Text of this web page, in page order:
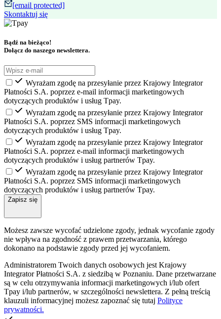
[email protected]
Skontaktuj się
Bądź na bieżąco!
Dołącz do naszego newslettera.
Wyrażam zgodę na przesyłanie przez Krajowy Integrator
Płatności S.A. poprzez e-mail informacji marketingowych
dotyczących produktów i usług Tpay.
Wyrażam zgodę̨ na przesyłanie przez Krajowy Integrator
Płatności S.A. poprzez SMS informacji marketingowych
dotyczących produktów i usług Tpay.
Wyrażam zgodę na przesyłanie przez Krajowy Integrator
Płatności S.A. poprzez e-mail informacji marketingowych
dotyczących produktów i usług partnerów Tpay.
Wyrażam zgodę̨ na przesyłanie przez Krajowy Integrator
Płatności S.A. poprzez SMS informacji marketingowych
dotyczących produktów i usług partnerów Tpay.
Zapisz się
Możesz zawsze wycofać udzielone zgody, jednak wycofanie zgody
nie wpływa na zgodność z prawem przetwarzania, którego
dokonano na podstawie zgody przed jej wycofaniem.
Administratorem Twoich danych osobowych jest Krajowy
Integrator Płatności S.A. z siedzibą w Poznaniu. Dane przetwarzane
są w celu otrzymywania informacji marketingowych i/lub ofert
Tpay i/lub partnerów, w szczególności newslettera. Z pełną treścią
klauzuli informacyjnej możesz zapoznać się tutaj Polityce
prywatności.